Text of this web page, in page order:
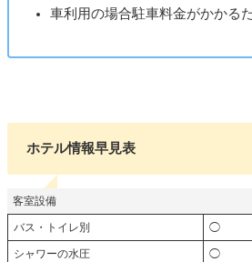
車利用の場合駐車料金がかかる
ホテル情報早見表
客室設備
バス・トイレ別 ◯
シャワーの水圧 ◯